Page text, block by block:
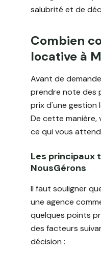
salubrité et de
Combien
locative à
Avant de
prendre note des
prix d'une gestion
De cette manière,
ce qui vous
Les principaux
NousGérons
Il faut souligner
une agence
quelques points
des facteurs
décision :